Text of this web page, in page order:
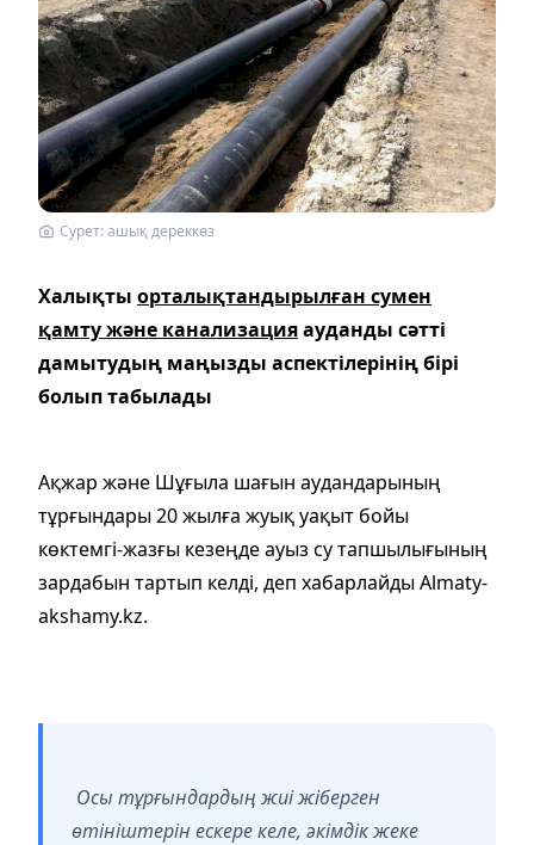
Сурет: ашық дереккөз
Халықты орталықтандырылған сумен
қамту және канализацияауданды сәтті
дамытудың маңызды аспектілерінің бірі
болып табылады
Ақжар және Шұғыла шағын аудандарының
тұрғындары 20 жылға жуық уақыт бойы
көктемгі-жазғы кезеңде ауыз су тапшылығының
зардабын тартып келді, деп хабарлайды Almaty-
akshamy.kz.
Осы тұрғындардың жиі жіберген
өтініштерін ескере келе, әкімдік жеке